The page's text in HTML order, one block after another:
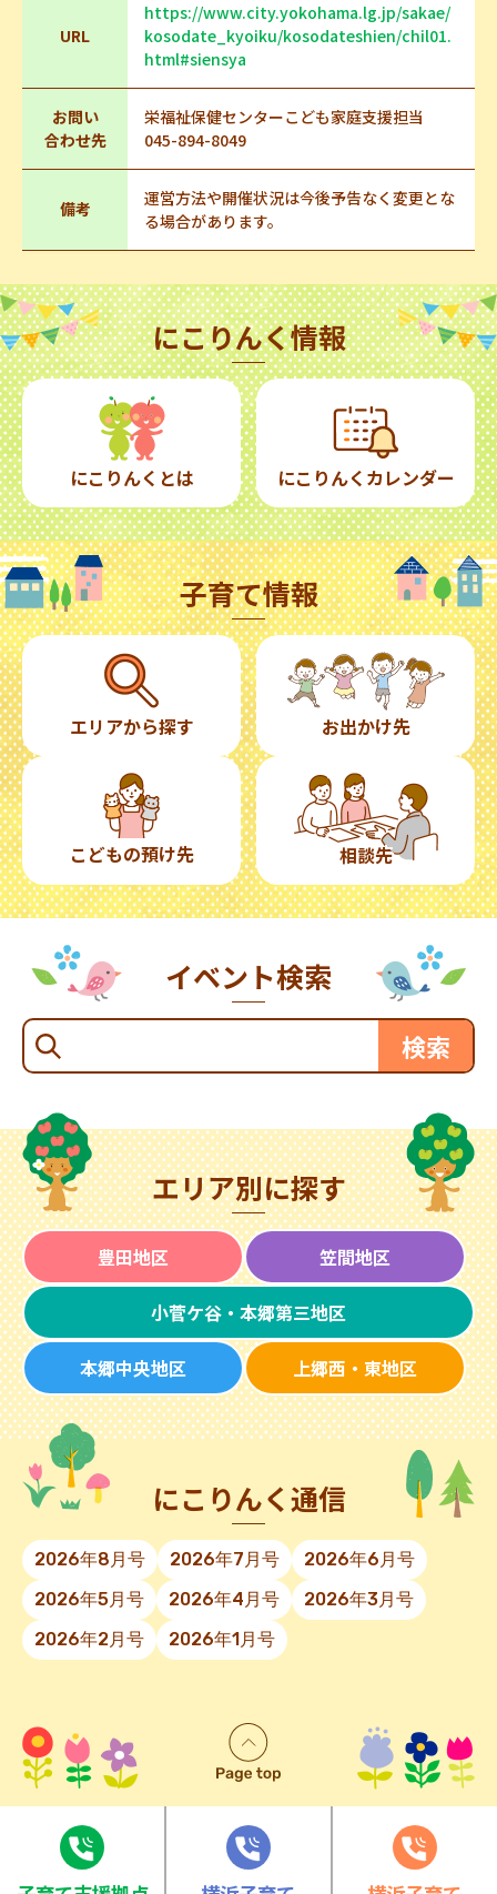
URL
https://www.city.yokohama.lg.jp/sakae/
kosodate_kyoiku/kosodateshien/chil01.
html#siensya
お問い
合わせ先
栄福祉保健センターこども家庭支援担当
045-894-8049
備考
運営方法や開催状況は今後予告なく変更とな
る場合があります。
にこりんく情報
にこりんくとは にこりんくカレンダー
子育て情報
エリアから探す お出かけ先
こどもの預け先 相談先
イベント検索
エリア別に探す
豊田地区 笠間地区
小菅ケ谷・本郷第三地区
本郷中央地区 上郷西・東地区
にこりんく通信
2026年8月号 2026年7月号
2026年6月号
2026年5月号
2026年4月号
2026年3月号
2026年2月号
2026年1月号